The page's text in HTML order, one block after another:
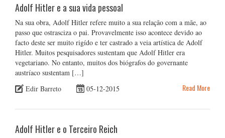
Adolf Hitler e a sua vida pessoal
Na sua obra, Adolf Hitler refere muito a sua relação com a mãe, ao
passo que ostrasciza o pai. Provavelmente isso acontece devido ao
facto deste ser muito rigído e ter castrado a veia artística de Adolf
Hitler. Muitos pesquisadores sustentam que Adolf Hitler era
vegetariano. No entanto, muitos dos biógrafos do governante
austríaco sustentam […]
Edir Barreto
05-12-2015 Read More
Adolf Hitler e o Terceiro Reich